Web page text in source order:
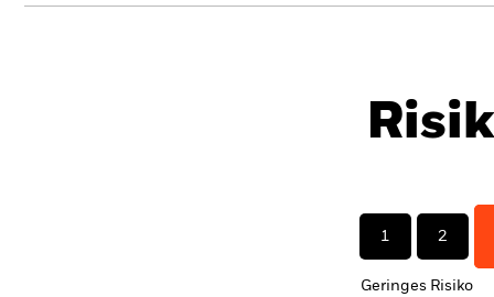
1 2
Geringes Risiko